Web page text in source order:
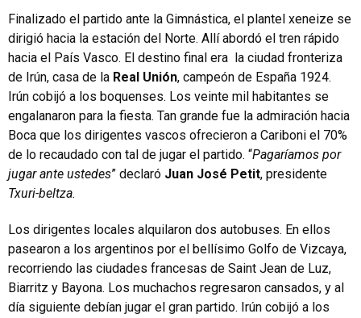
Finalizado el partido ante la Gimnástica, el plantel xeneize se
dirigió hacia la estación del Norte. Allí abordó el tren rápido
hacia el País Vasco. El destino final era la ciudad fronteriza
de Irún, casa de la Real Unión, campeón de España 1924.
Irún cobijó a los boquenses. Los veinte mil habitantes se
engalanaron para la fiesta. Tan grande fue la admiración hacia
Boca que los dirigentes vascos ofrecieron a Cariboni el 70%
de lo recaudado con tal de jugar el partido. “Pagaríamos por
jugar ante ustedes” declaró Juan José Petit, presidente
Txuri-beltza.
Los dirigentes locales alquilaron dos autobuses. En ellos
pasearon a los argentinos por el bellísimo Golfo de Vizcaya,
recorriendo las ciudades francesas de Saint Jean de Luz,
Biarritz y Bayona. Los muchachos regresaron cansados, y al
día siguiente debían jugar el gran partido. Irún cobijó a los